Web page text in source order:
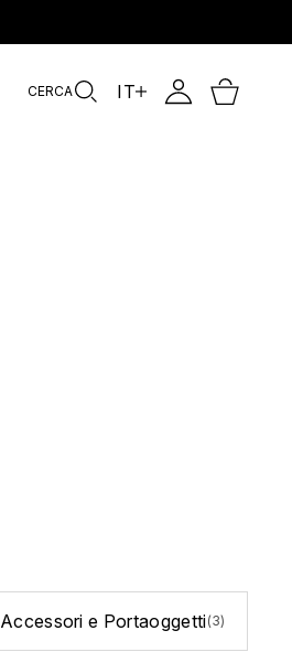
CERCA IT
Accessori e Portaoggetti(3)